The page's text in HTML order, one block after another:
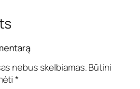
nebus skelbiamas.Būtini
*